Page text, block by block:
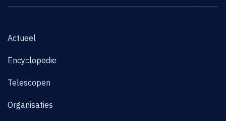
Actueel
Encyclopedie
Telescopen
Organisaties